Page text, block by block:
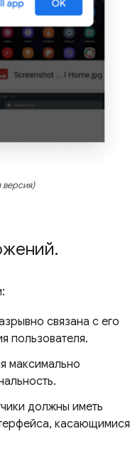
.
связана с его
пользователя.
максимально
должны иметь
касающимися